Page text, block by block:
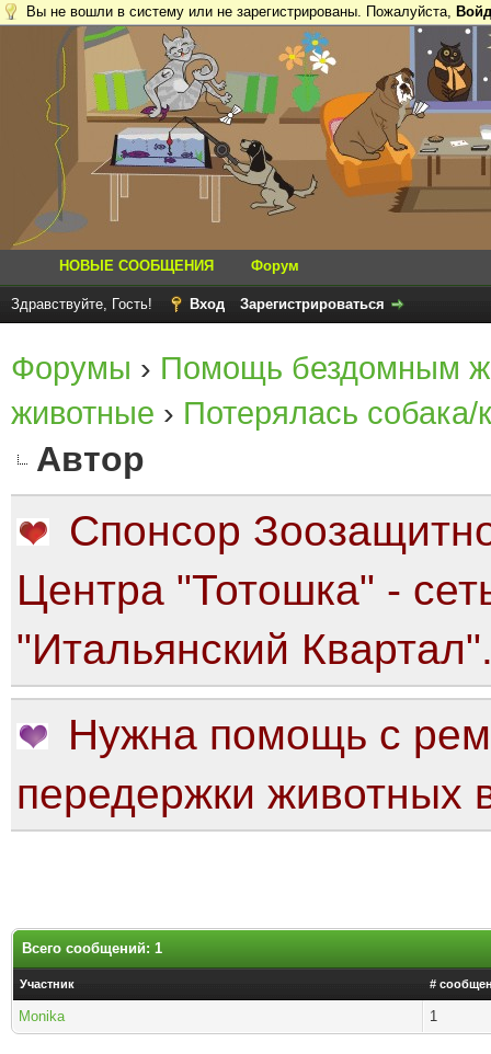
Вы не вошли в систему или не зарегистрированы. Пожалуйста,
НОВЫЕ СООБЩЕНИЯ Форум
Здравствуйте, Гость! Вход Зарегистрироваться
Форумы › Помощь бездомным
животные › Потерялась собака/
Автор
Спонсор
Центра "Тотошка" -
"Итальянский
Нужна помощь с
передержки животных
Всего сообщений: 1
Участник #
Monika 1